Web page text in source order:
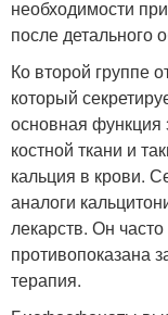
необходимости
после
Ко второй группе
который
основная функция
костной ткани и
кальция в крови.
аналоги
лекарств. Он
противопоказана
терапия.